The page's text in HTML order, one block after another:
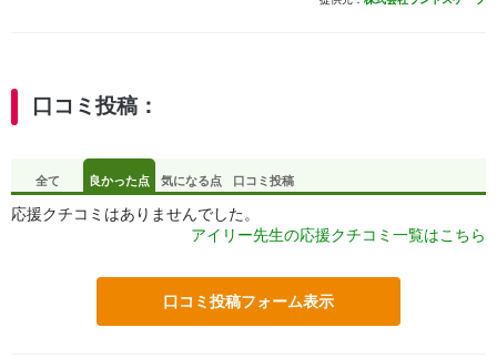
口コミ投稿：
全て 良かった点 気になる点 口コミ投稿
応援クチコミはありませんでした。
アイリー先生の応援クチコミ一覧はこちら
口コミ投稿フォーム表示